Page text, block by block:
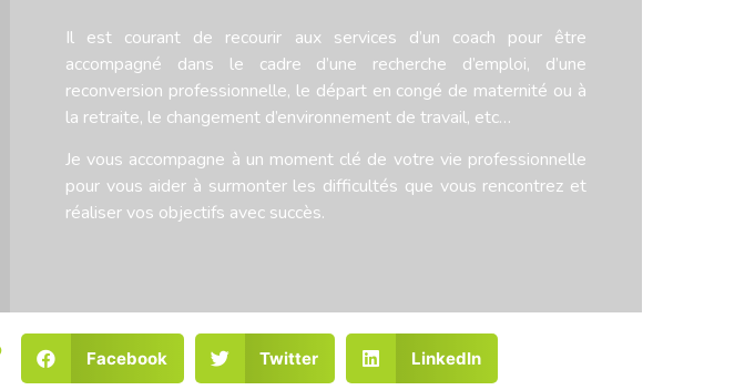
Il est courant de recourir aux services d’un coach pour être
accompagné dans le cadre d’une recherche d’emploi, d’une
reconversion professionnelle, le départ en congé de maternité ou à
la retraite, le changement d’environnement de travail, etc…
Je vous accompagne à un moment clé de votre vie professionnelle
pour vous aider à surmonter les difficultés que vous rencontrez et
réaliser vos objectifs avec succès.
Facebook Twitter LinkedIn